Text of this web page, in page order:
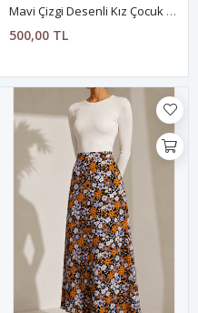
Mavi Çizgi Desenli Kız Çocuk Eteği
500,00 TL